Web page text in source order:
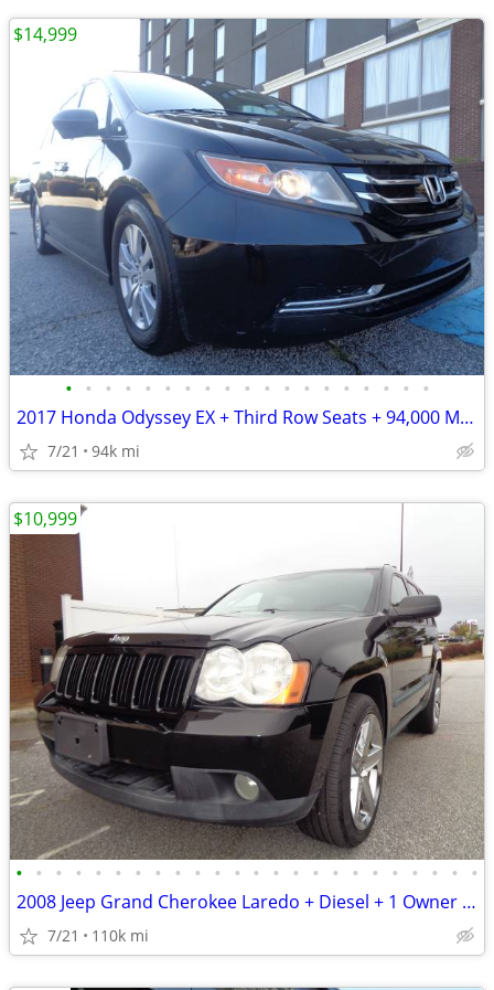
• • • • • • • • • • • • • • • • • • •
2017 Honda Odyssey EX + Third Row Seats + 94,000 Miles
7/21 94k mi
$14,999
• • • • • • • • • • • • • • • • • • • • • • • •
2008 Jeep Grand Cherokee Laredo + Diesel + 1 Owner + 110,000 Miles
7/21 110k mi
$10,999